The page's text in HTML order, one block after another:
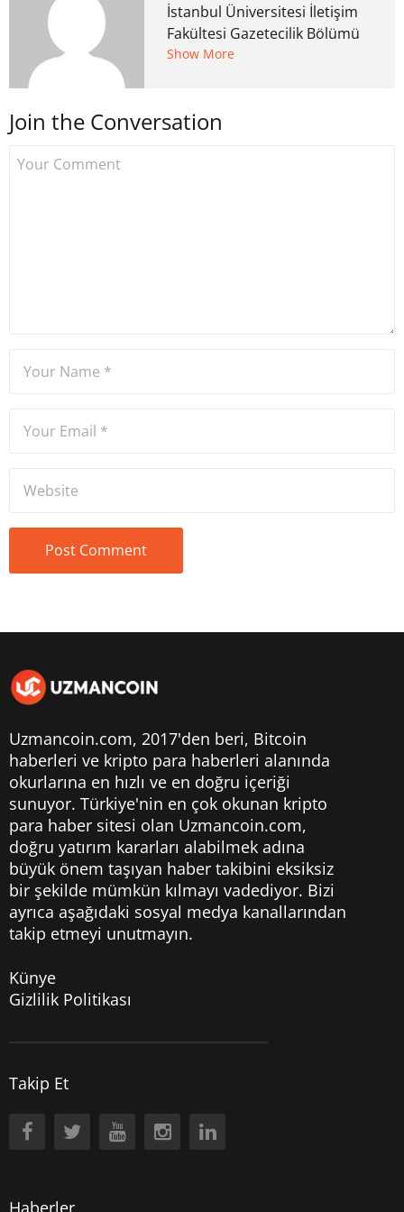
İstanbul Üniversitesi İletişim
Fakültesi Gazetecilik Bölümü
mezunu. 6 yıl ana akım
kurdu. 2017'nin Mayıs ayından
Show More
Join the Conversation
Uzmancoin.com, 2017'den beri, Bitcoin
haberleri ve kripto para haberleri alanında
okurlarına en hızlı ve en doğru içeriği
sunuyor. Türkiye'nin en çok okunan kripto
para haber sitesi olan Uzmancoin.com,
doğru yatırım kararları alabilmek adına
büyük önem taşıyan haber takibini eksiksiz
bir şekilde mümkün kılmayı vadediyor. Bizi
ayrıca aşağıdaki sosyal medya kanallarından
takip etmeyi unutmayın.
Künye
Gizlilik Politikası
Takip Et
Haberler